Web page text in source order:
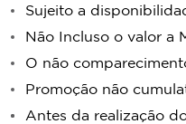
Sujeito a
Não Incluso o valor a
O não
Promoção não
Antes da realização